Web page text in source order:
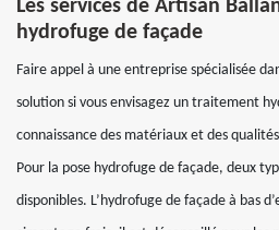
Les services de Artisan
hydrofuge de façade
Faire appel à une entreprise spécialisée
solution si vous envisagez un traitement
connaissance des matériaux et des
Pour la pose hydrofuge de façade, deux
disponibles. L’hydrofuge de façade à bas